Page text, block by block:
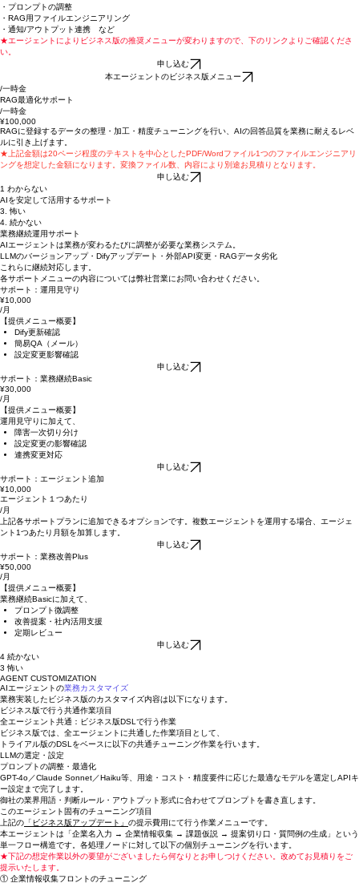
¥350,000
本エージェントのビジネス版メニュー
・プロンプトの調整
・RAG用ファイルエンジニアリング
・通知/アウトプット連携 など
★エージェントによりビジネス版の推奨メニューが変わりますので、下のリンクよりご確認くださ
/一時金
RAG最適化サポート
/一時金
¥100,000
RAGに登録するデータの整理・加工・精度チューニングを行い、AIの回答品質を業務に耐えるレベ
ルに引き上げます。
★上記金額は20ページ程度のテキストを中心としたPDF/Wordファイル1つのファイルエンジニアリ
ングを想定した金額になります。変換ファイル数、内容により別途お見積りとなります。
1 わからない
AIを安定して活用するサポート
3. 怖い
4. 続かない
業務継続運用サポート
AIエージェントは業務が変わるたびに調整が必要な業務システム。
LLMのバージョンアップ・Difyアップデート・外部API変更・RAGデータ劣化
これらに継続対応します。
各サポートメニューの内容については弊社営業にお問い合わせください。
サポート：運用見守り
¥10,000
/月
【提供メニュー概要】
Dify更新確認
設定変更影響確認
サポート：業務継続Basic
¥30,000
/月
【提供メニュー概要】
運用見守りに加えて、
障害一次切り分け
連携変更対応
サポート：エージェント追加
¥10,000
エージェント１つあたり
/月
上記各サポートプランに追加できるオプションです。複数エージェントを運用する場合、エージェ
ント1つあたり月額を加算します。
サポート：業務改善Plus
¥50,000
/月
【提供メニュー概要】
業務継続Basicに加えて、
プロンプト微調整
定期レビュー
4 続かない
3 怖い
AGENT CUSTOMIZATION
AIエージェントの業務カスタマイズ
業務実装したビジネス版のカスタマイズ内容は以下になります。
ビジネス版で行う共通作業項目
全エージェント共通：ビジネス版DSLで行う作業
ビジネス版では、全エージェントに共通した作業項目として、
トライアル版のDSLをベースに以下の共通チューニング作業を行います。
LLMの選定・設定
プロンプトの調整・最適化
GPT-4o／Claude Sonnet／Haiku等、用途・コスト・精度要件に応じた最適なモデルを選定しAPIキ
ー設定まで完了します。
御社の業界用語・判断ルール・アウトプット形式に合わせてプロンプトを書き直します。
このエージェント固有のチューニング項目
上記の「ビジネス版アップデート」 の提示費用にて行う作業メニューです。
本エージェントは「企業名入力 → 企業情報収集 → 課題仮説 → 提案切り口・質問例の生成」という
単一フロー構造です。各処理ノードに対して以下の個別チューニングを行います。
★下記の想定作業以外の要望がございましたら何なりとお申しつけください。改めてお見積りをご